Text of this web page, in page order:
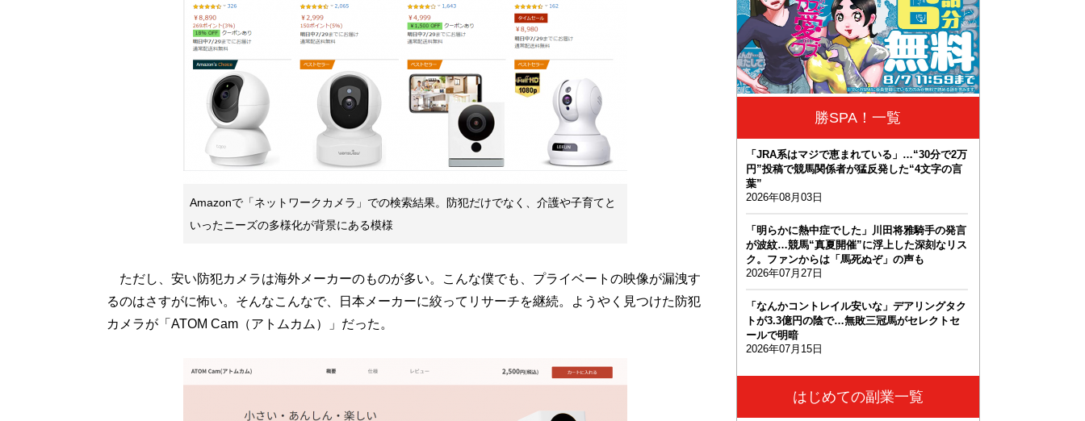
Amazonで「ネットワークカメラ」での検索結果。防犯だけでなく、介護や子育てと
いったニーズの多様化が背景にある模様
ただし、安い防犯カメラは海外メーカーのものが多い。こんな僕でも、プライベートの映像が漏洩す
るのはさすがに怖い。そんなこんなで、日本メーカーに絞ってリサーチを継続。ようやく見つけた防犯
カメラが「ATOM Cam（アトムカム）」だった。
勝SPA！一覧
「JRA系はマジで恵まれている」…“30分で2万
円”投稿で競馬関係者が猛反発した“4文字の言
葉”
2026年08月03日
「明らかに熱中症でした」川田将雅騎手の発言
が波紋…競馬“真夏開催”に浮上した深刻なリス
ク。ファンからは「馬死ぬぞ」の声も
2026年07月27日
「なんかコントレイル安いな」デアリングタク
トが3.3億円の陰で…無敗三冠馬がセレクトセ
ールで明暗
2026年07月15日
はじめての副業一覧